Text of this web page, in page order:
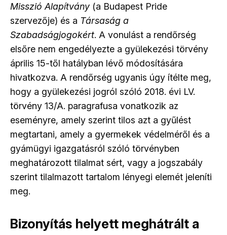
Misszió Alapítvány (a Budapest Pride
szervezője) és a Társaság a
Szabadságjogokért. A vonulást a rendőrség
elsőre nem engedélyezte a gyülekezési törvény
április 15-től hatályban lévő módosítására
hivatkozva. A rendőrség ugyanis úgy ítélte meg,
hogy a gyülekezési jogról szóló 2018. évi LV.
törvény 13/A. paragrafusa vonatkozik az
eseményre, amely szerint tilos azt a gyűlést
megtartani, amely a gyermekek védelméről és a
gyámügyi igazgatásról szóló törvényben
meghatározott tilalmat sért, vagy a jogszabály
szerint tilalmazott tartalom lényegi elemét jeleníti
meg.
Bizonyítás helyett meghátrált a